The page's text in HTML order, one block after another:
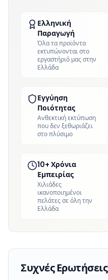
Ελληνική
Παραγωγή
Όλα τα προϊόντα
εκτυπώνονται στο
εργαστήριό μας στην
Ελλάδα
Εγγύηση
Ποιότητας
Ανθεκτική εκτύπωση
που δεν ξεθωριάζει
στο πλύσιμο
10+ Χρόνια
Εμπειρίας
Χιλιάδες
ικανοποιημένοι
πελάτες σε όλη την
Ελλάδα
Συχνές Ερωτήσεις